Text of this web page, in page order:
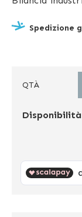
Spedizione
QTÀ
Disponibilità